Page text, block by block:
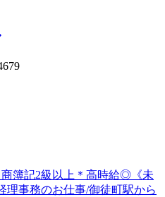
商簿記2級以上＊高時給◎《未
事務のお仕事/御徒町駅から